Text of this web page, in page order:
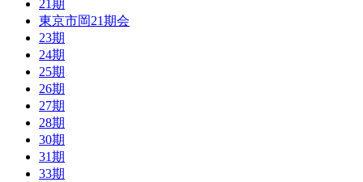
21期
東京市岡21期会
23期
24期
25期
26期
27期
28期
30期
31期
33期